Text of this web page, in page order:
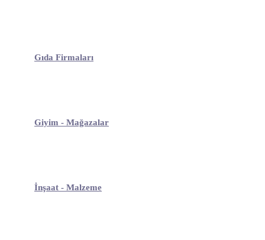
Gıda Firmaları
Giyim - Mağazalar
İnşaat - Malzeme